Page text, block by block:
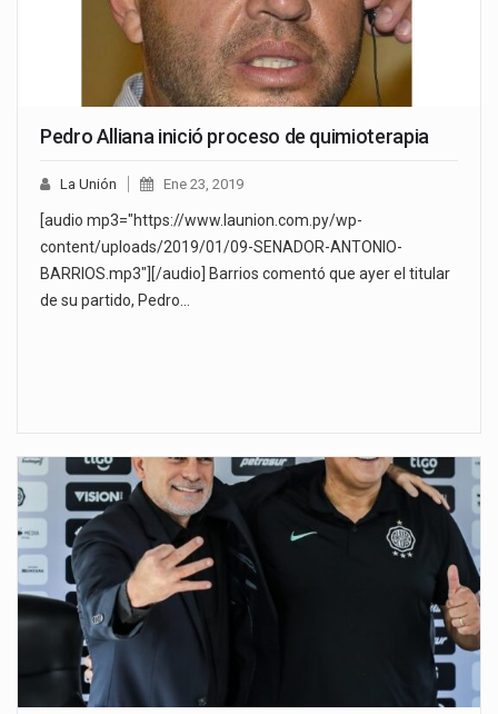
Pedro Alliana inició proceso de quimioterapia
La Unión Ene 23, 2019
[audio mp3="https://www.launion.com.py/wp-
content/uploads/2019/01/09-SENADOR-ANTONIO-
BARRIOS.mp3"][/audio] Barrios comentó que ayer el titular
de su partido, Pedro…